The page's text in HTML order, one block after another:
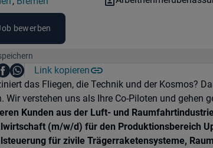
Region:
bewerben
Job
teilen
teilen
Facebook teilen
Auf WhatsApp teilen
Link kopieren
das Fliegen, die Technik und der Kosmos?
Wir verstehen uns als Ihre Co-Piloten und gehen
Kunden aus der Luft- und
(m/w/d) für den Produktionsbereich
für zivile Trägerraketensysteme,